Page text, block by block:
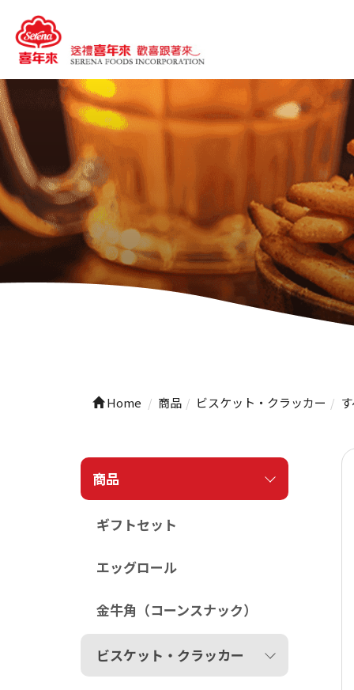
Home 商品 ビスケット・クラッカー
商品
ギフトセット
エッグロール
金牛角（コーンスナック）
ビスケット・クラッカー